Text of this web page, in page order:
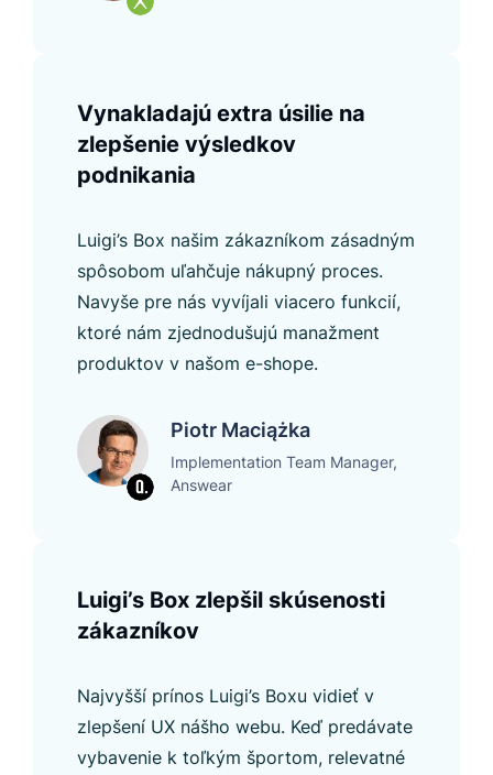
Vynakladajú extra úsilie na
zlepšenie výsledkov
podnikania
Luigi’s Box našim zákazníkom zásadným
spôsobom uľahčuje nákupný proces.
Navyše pre nás vyvíjali viacero funkcií,
ktoré nám zjednodušujú manažment
produktov v našom e-shope.
Piotr Maciążka
Implementation Team Manager,
Answear
Luigi’s Box zlepšil skúsenosti
zákazníkov
Najvyšší prínos Luigi’s Boxu vidieť v
zlepšení UX nášho webu. Keď predávate
vybavenie k toľkým športom, relevatné